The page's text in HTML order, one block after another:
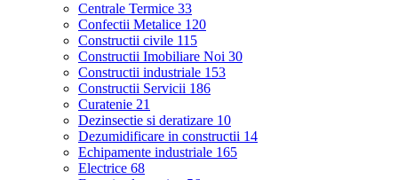
Centrale Termice 33
Confectii Metalice 120
Constructii civile 115
Constructii Imobiliare Noi 30
Constructii industriale 153
Constructii Servicii 186
Curatenie 21
Dezinsectie si deratizare 10
Dezumidificare in constructii 14
Echipamente industriale 165
Electrice 68